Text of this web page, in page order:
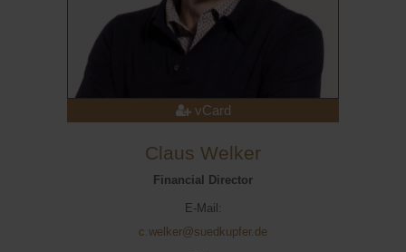
vCard
Claus Welker
Financial Director
E-Mail:
c.welker@suedkupfer.de